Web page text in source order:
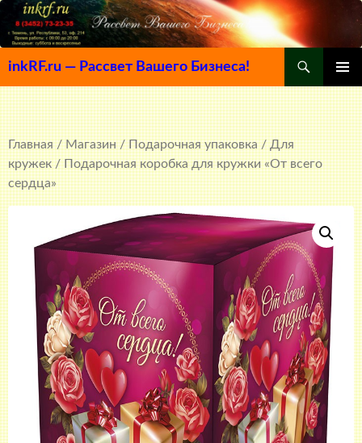
inkRF.ru — Рассвет Вашего Бизнеса!
МЕНЮ
К
СОДЕРЖИМОМУ
Главная/Магазин/Подарочная упаковка/Для
кружек/ Подарочная коробка для кружки «От всего
сердца»